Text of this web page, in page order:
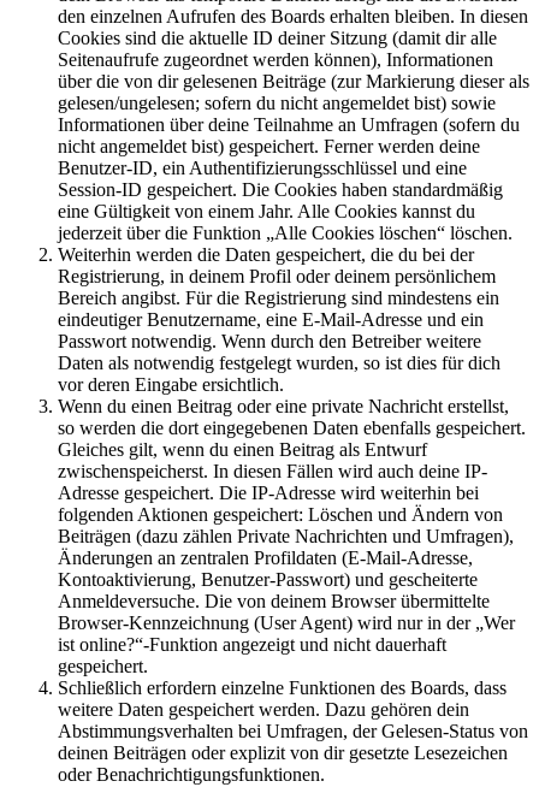
den einzelnen Aufrufen des Boards erhalten bleiben. In diesen
Cookies sind die aktuelle ID deiner Sitzung (damit dir alle
Seitenaufrufe zugeordnet werden können), Informationen
über die von dir gelesenen Beiträge (zur Markierung dieser als
gelesen/ungelesen; sofern du nicht angemeldet bist) sowie
Informationen über deine Teilnahme an Umfragen (sofern du
nicht angemeldet bist) gespeichert. Ferner werden deine
Benutzer-ID, ein Authentifizierungsschlüssel und eine
Session-ID gespeichert. Die Cookies haben standardmäßig
eine Gültigkeit von einem Jahr. Alle Cookies kannst du
jederzeit über die Funktion „Alle Cookies löschen“ löschen.
Weiterhin werden die Daten gespeichert, die du bei der
Registrierung, in deinem Profil oder deinem persönlichem
Bereich angibst. Für die Registrierung sind mindestens ein
eindeutiger Benutzername, eine E-Mail-Adresse und ein
Passwort notwendig. Wenn durch den Betreiber weitere
Daten als notwendig festgelegt wurden, so ist dies für dich
vor deren Eingabe ersichtlich.
Wenn du einen Beitrag oder eine private Nachricht erstellst,
so werden die dort eingegebenen Daten ebenfalls gespeichert.
Gleiches gilt, wenn du einen Beitrag als Entwurf
zwischenspeicherst. In diesen Fällen wird auch deine IP-
Adresse gespeichert. Die IP-Adresse wird weiterhin bei
folgenden Aktionen gespeichert: Löschen und Ändern von
Beiträgen (dazu zählen Private Nachrichten und Umfragen),
Änderungen an zentralen Profildaten (E-Mail-Adresse,
Kontoaktivierung, Benutzer-Passwort) und gescheiterte
Anmeldeversuche. Die von deinem Browser übermittelte
Browser-Kennzeichnung (User Agent) wird nur in der „Wer
ist online?“-Funktion angezeigt und nicht dauerhaft
gespeichert.
Schließlich erfordern einzelne Funktionen des Boards, dass
weitere Daten gespeichert werden. Dazu gehören dein
Abstimmungsverhalten bei Umfragen, der Gelesen-Status von
deinen Beiträgen oder explizit von dir gesetzte Lesezeichen
oder Benachrichtigungsfunktionen.